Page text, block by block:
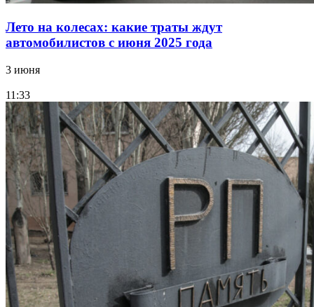
Лето на колесах: какие траты ждут
автомобилистов с июня 2025 года
3 июня
11:33